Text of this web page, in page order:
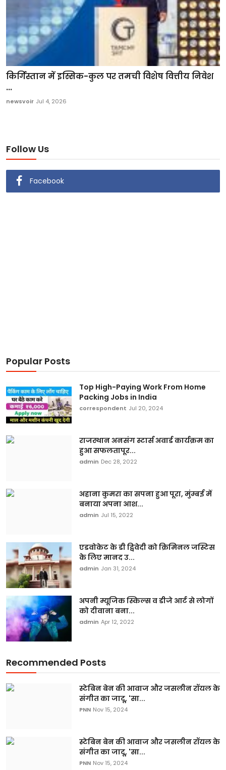
किर्गिस्तान में इस्सिक-कुल पर तमची विशेष वित्तीय निवेश
...
newsvoir Jul 4, 2026
Follow Us
Facebook
Popular Posts
Top High-Paying Work From Home
Packing Jobs in India
correspondent Jul 20, 2024
राजस्थान अनसंग स्टार्स अवार्ड कार्यक्रम का
हुआ सफलतापूर...
admin Dec 28, 2022
अहाना कुमरा का सपना हुआ पूरा, मुंम्बई में
बनाया अपना आश...
admin Jul 15, 2022
एडवोकेट के डी द्विवेदी को क्रिमिनल जस्टिस
के लिए मानद उ...
admin Jan 31, 2024
अपनी म्यूजिक स्किल्स व डीजे आर्ट से लोगों
को दीवाना बना...
admin Apr 12, 2022
Recommended Posts
स्टेबिन बेन की आवाज और जसलीन रॉयल के
संगीत का जादू, 'सा...
PNN Nov 15, 2024
स्टेबिन बेन की आवाज और जसलीन रॉयल के
संगीत का जादू, 'सा...
PNN Nov 15, 2024